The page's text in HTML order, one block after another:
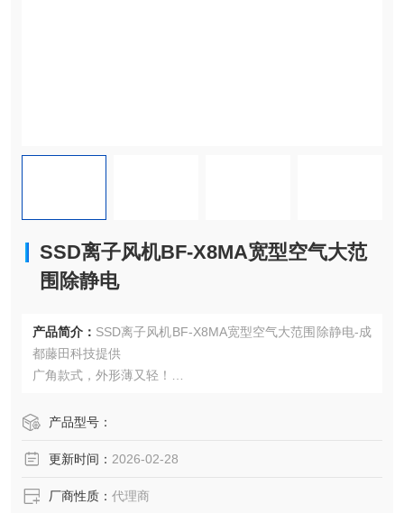
SSD离子风机BF-X8MA宽型空气大范
围除静电
产品简介： SSD离子风机BF-X8MA宽型空气大范围除静电-成
都藤田科技提供
广角款式，外形薄又轻！
能。产品型号：
更新时间： 2026-02-28
厂商性质： 代理商